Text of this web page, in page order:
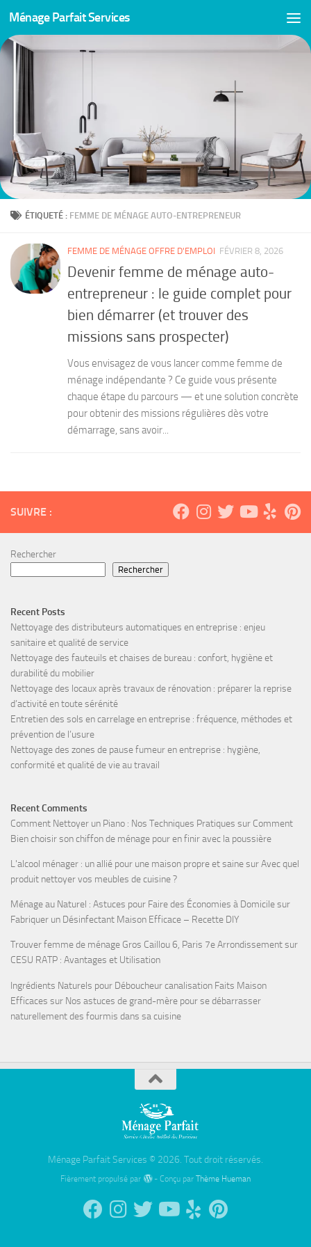
Skip to content
Ménage Parfait Services
ÉTIQUETÉ : FEMME DE MÉNAGE AUTO-ENTREPRENEUR
FEMME DE MÉNAGE OFFRE D'EMPLOI FÉVRIER 8, 2026
Devenir femme de ménage auto-
entrepreneur : le guide complet pour
bien démarrer (et trouver des
missions sans prospecter)
Vous envisagez de vous lancer comme femme de
ménage indépendante ? Ce guide vous présente
chaque étape du parcours — et une solution concrète
pour obtenir des missions régulières dès votre
démarrage, sans avoir...
SUIVRE :
Rechercher
Rechercher
Recent Posts
Nettoyage des distributeurs automatiques en entreprise : enjeu
sanitaire et qualité de service
Nettoyage des fauteuils et chaises de bureau : confort, hygiène et
durabilité du mobilier
Nettoyage des locaux après travaux de rénovation : préparer la reprise
d’activité en toute sérénité
Entretien des sols en carrelage en entreprise : fréquence, méthodes et
prévention de l’usure
Nettoyage des zones de pause fumeur en entreprise : hygiène,
conformité et qualité de vie au travail
Recent Comments
Comment Nettoyer un Piano : Nos Techniques Pratiques sur Comment
Bien choisir son chiffon de ménage pour en finir avec la poussière
L'alcool ménager : un allié pour une maison propre et sainesurAvec quel
produit nettoyer vos meubles de cuisine ?
Ménage au Naturel : Astuces pour Faire des Économies à Domicilesur
Fabriquer un Désinfectant Maison Efficace – Recette DIY
Trouver femme de ménage Gros Caillou 6, Paris 7e Arrondissementsur
CESU RATP : Avantages et Utilisation
Ingrédients Naturels pour Déboucheur canalisation Faits Maison
Efficaces sur Nos astuces de grand-mère pour se débarrasser
naturellement des fourmis dans sa cuisine
Ménage Parfait Services © 2026. Tout droit réservés.
Fièrement propulsé par - Conçu par Thème Hueman